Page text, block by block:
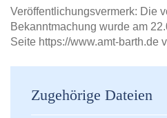
Veröffentlichungsvermerk: Die
Bekanntmachung wurde am
Seite https://www.amt-barth.de
Zugehörige Dateien